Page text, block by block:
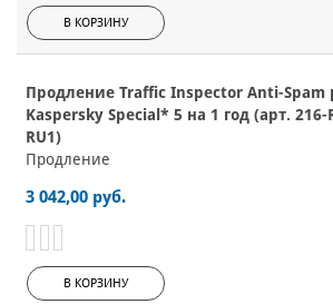
В КОРЗИНУ
Продление Traffic Inspector Anti-Spam
Kaspersky Special* 5 на 1 год (арт. 216-
RU1)
Продление
3 042,00 руб.
В КОРЗИНУ